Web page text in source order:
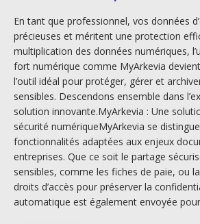
En tant que professionnel, vos données
précieuses et méritent une protection
multiplication des données numériques,
fort numérique comme MyArkevia devient
l’outil idéal pour protéger, gérer et
sensibles. Descendons ensemble dans
solution innovante.MyArkevia : Une
sécurité numériqueMyArkevia se
fonctionnalités adaptées aux enjeux
entreprises. Que ce soit le partage
sensibles, comme les fiches de paie, ou
droits d’accès pour préserver la
automatique est également envoyée